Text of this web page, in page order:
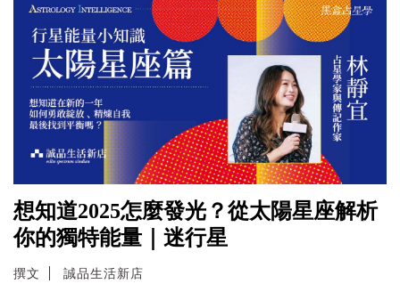
想知道2025怎麼發光？從太陽星座解析
你的獨特能量｜迷行星
撰文 誠品生活新店